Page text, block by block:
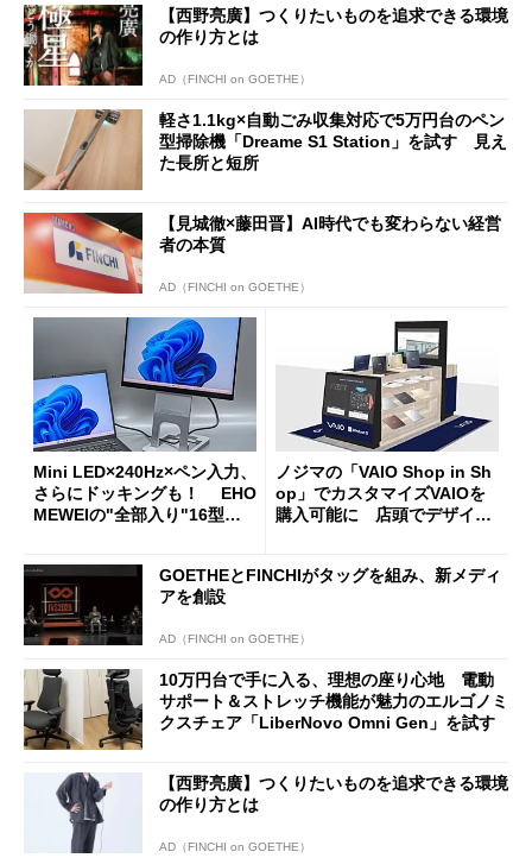
【西野亮廣】つくりたいものを追求できる環境
の作り方とは
AD（FINCHI on GOETHE）
軽さ1.1kg×自動ごみ収集対応で5万円台のペン
型掃除機「Dreame S1 Station」を試す 見え
た長所と短所
【見城徹×藤田晋】AI時代でも変わらない経営
者の本質
AD（FINCHI on GOETHE）
Mini LED×240Hz×ペン入力、
さらにドッキングも！ EHO
MEWEIの"全部入り"16型モ
ノジマの「VAIO Shop in Sh
op」でカスタマイズVAIOを
購入可能に 店頭でデザイン
GOETHEとFINCHIがタッグを組み、新メディ
アを創設
AD（FINCHI on GOETHE）
10万円台で手に入る、理想の座り心地 電動
サポート＆ストレッチ機能が魅力のエルゴノミ
クスチェア「LiberNovo Omni Gen」を試す
【西野亮廣】つくりたいものを追求できる環境
の作り方とは
AD（FINCHI on GOETHE）